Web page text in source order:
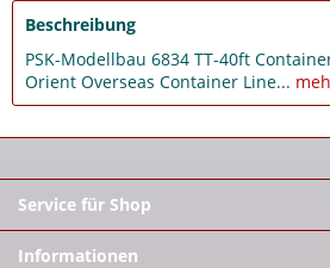
Beschreibung
PSK-Modellbau 6834 TT-40ft
Orient Overseas Container Line...
Service für Shop
Informationen